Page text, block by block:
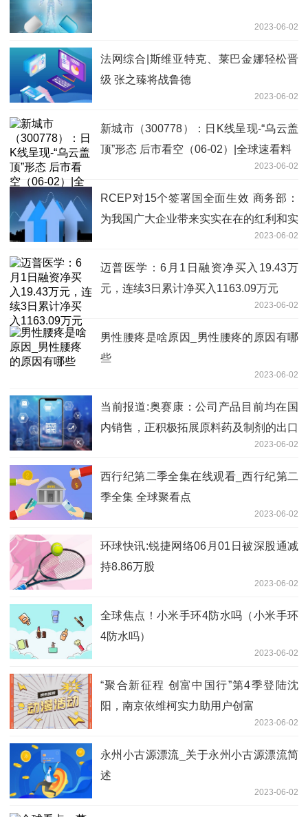
2023-06-02
法网综合|斯维亚特克、莱巴金娜轻松晋
级 张之臻将战鲁德
2023-06-02
新城市（300778）：日K线呈现-“乌云盖
顶”形态 后市看空（06-02）|全球速看料
2023-06-02
RCEP对15个签署国全面生效 商务部：
为我国广大企业带来实实在在的红利和实
2023-06-02
迈普医学：6月1日融资净买入19.43万
元，连续3日累计净买入1163.09万元
2023-06-02
男性腰疼是啥原因_男性腰疼的原因有哪
些
2023-06-02
当前报道:奥赛康：公司产品目前均在国
内销售，正积极拓展原料药及制剂的出口
2023-06-02
西行纪第二季全集在线观看_西行纪第二
季全集 全球聚看点
2023-06-02
环球快讯:锐捷网络06月01日被深股通减
持8.86万股
2023-06-02
全球焦点！小米手环4防水吗（小米手环
4防水吗）
2023-06-02
“聚合新征程 创富中国行”第4季登陆沈
阳，南京依维柯实力助用户创富
2023-06-02
永州小古源漂流_关于永州小古源漂流简
述
2023-06-02